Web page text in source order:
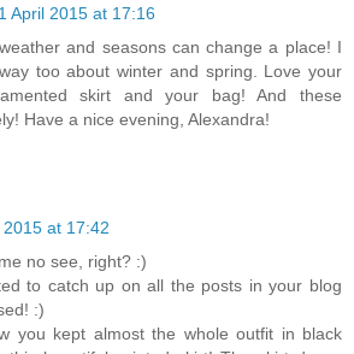
1 April 2015 at 17:16
and seasons can change a place! I
too about winter and spring. Love your
skirt and your bag! And these
Have a nice evening, Alexandra!
2015 at 17:42
no see, right? :)
to catch up on all the posts in your blog
:)
you kept almost the whole outfit in black